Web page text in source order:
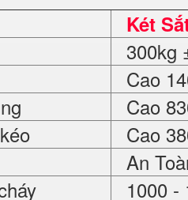
Két
300kg
Cao
Cao
Cao
An
1000 -